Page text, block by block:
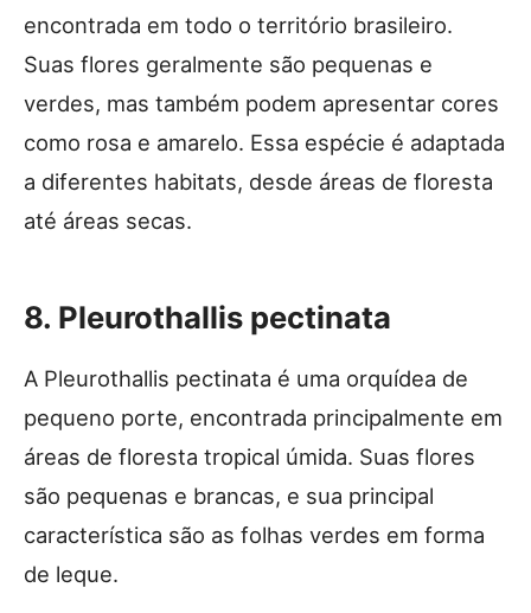
encontrada em todo o território brasileiro.
Suas flores geralmente são pequenas e
verdes, mas também podem apresentar cores
como rosa e amarelo. Essa espécie é adaptada
a diferentes habitats, desde áreas de floresta
até áreas secas.
8. Pleurothallis pectinata
A Pleurothallis pectinata é uma orquídea de
pequeno porte, encontrada principalmente em
áreas de floresta tropical úmida. Suas flores
são pequenas e brancas, e sua principal
característica são as folhas verdes em forma
de leque.